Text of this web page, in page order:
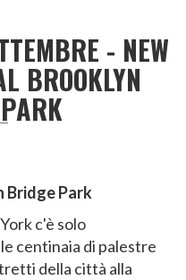
- NEW
BROOKLYN
Bridge Park
c'è solo
centinaia di palestre
della città alla